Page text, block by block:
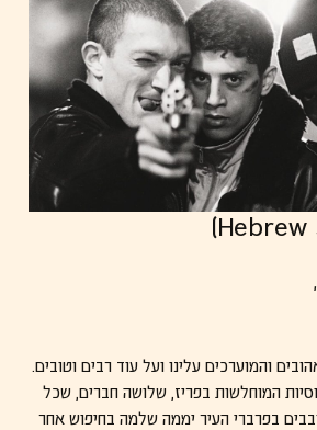
שיכול לעזור לו כמובן זה דר' אמט בראון של
והמוערכים עלינו ועל עוד רבים וטובים.
המוחלשות בפריז, שלושה חברים, שכל
בפרברי העיר יממה שלמה בחיפוש אחר